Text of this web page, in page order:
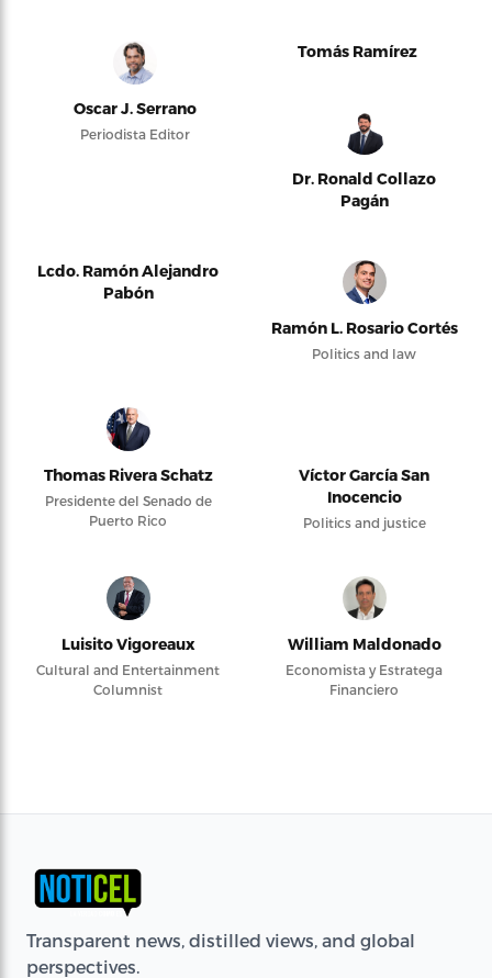
Oscar J. Serrano
Periodista Editor
Tomás Ramírez
Dr. Ronald Collazo
Pagán
Lcdo. Ramón Alejandro
Pabón
Ramón L. Rosario Cortés
Politics and law
Thomas Rivera Schatz
Presidente del Senado de
Puerto Rico
Víctor García San
Inocencio
Politics and justice
Luisito Vigoreaux
Cultural and Entertainment
Columnist
William Maldonado
Economista y Estratega
Financiero
Transparent news, distilled views, and global
perspectives.